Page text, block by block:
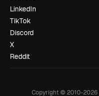
LinkedIn
TikTok
Discord
X
Reddit
Copyright © 2010-2026